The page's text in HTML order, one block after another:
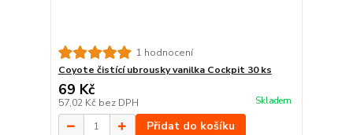
1 hodnocení
Coyote čistící ubrousky vanilka Cockpit 30 ks
69 Kč
57,02 Kč bez DPH Skladem
Přidat do košíku